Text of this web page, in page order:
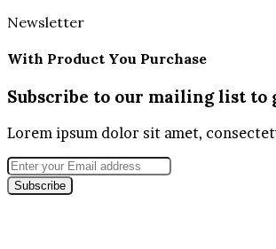
Newsletter
With Product You Purchase
Subscribe to our mailing list to
Lorem ipsum dolor sit amet,
Enter
your
Email